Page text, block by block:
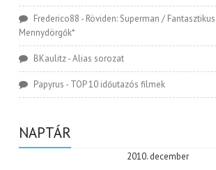
Frederico88 - Röviden: Superman /
Mennydörgők*
BKaulitz-Alias sorozat
Papyrus - TOP 10 időutazós filmek
NAPTÁR
2010. december